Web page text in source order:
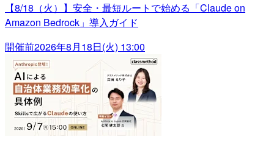
【8/18（火）】安全・最短ルートで始める「Claude on
Amazon Bedrock」導入ガイド
開催前2026年8月18日(火) 13:00